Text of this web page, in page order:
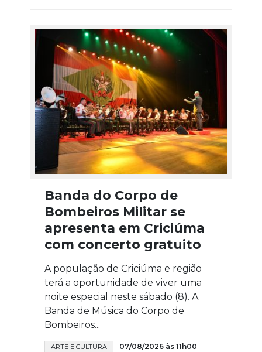
Banda do Corpo de
Bombeiros Militar se
apresenta em Criciúma
com concerto gratuito
A população de Criciúma e região
terá a oportunidade de viver uma
noite especial neste sábado (8). A
Banda de Música do Corpo de
Bombeiros...
ARTE E CULTURA 07/08/2026 às 11h00